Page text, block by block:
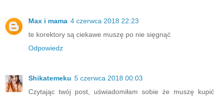
Max i mama 4 czerwca 2018 22:23
te korektory są ciekawe muszę po nie sięgnąć
Odpowiedz
Shikatemeku 5 czerwca 2018 00:03
Czytając twój post, uświadomiłam sobie że muszę kupić